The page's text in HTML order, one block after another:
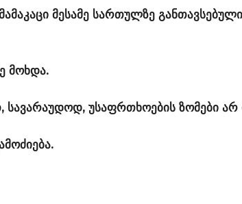
მესამე სართულზე
მოხდა.
უსაფრთხოების ზომები